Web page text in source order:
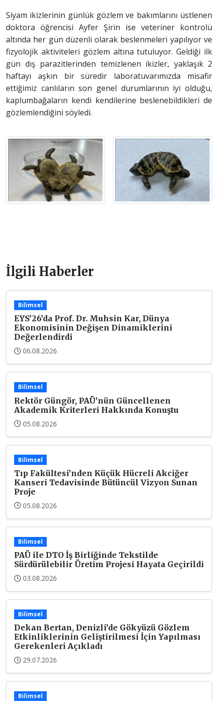
Siyam ikizlerinin günlük gözlem ve bakımlarını üstlenen
doktora öğrencisi Ayfer Şirin ise veteriner kontrolü
altında her gün düzenli olarak beslenmeleri yapılıyor ve
fizyolojik aktiviteleri gözlem altına tutuluyor. Geldiği ilk
gün dış parazitlerinden temizlenen ikizler, yaklaşık 2
haftayı aşkın bir süredir laboratuvarımızda misafir
ettiğimiz canlıların son genel durumlarının iyi olduğu,
kaplumbağaların kendi kendilerine beslenebildikleri de
gözlemlendiğini söyledi.
İlgili Haberler
Bilimsel
EYS’26’da Prof. Dr. Muhsin Kar, Dünya
Ekonomisinin Değişen Dinamiklerini
Değerlendirdi
06.08.2026
Bilimsel
Rektör Güngör, PAÜ’nün Güncellenen
Akademik Kriterleri Hakkında Konuştu
05.08.2026
Bilimsel
Tıp Fakültesi’nden Küçük Hücreli Akciğer
Kanseri Tedavisinde Bütüncül Vizyon Sunan
Proje
05.08.2026
Bilimsel
PAÜ ile DTO İş Birliğinde Tekstilde
Sürdürülebilir Üretim Projesi Hayata Geçirildi
03.08.2026
Bilimsel
Dekan Bertan, Denizli’de Gökyüzü Gözlem
Etkinliklerinin Geliştirilmesi İçin Yapılması
Gerekenleri Açıkladı
29.07.2026
Bilimsel